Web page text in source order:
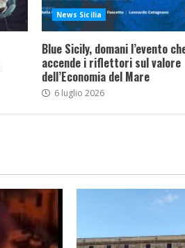
News Sicilia
Blue Sicily, domani l’evento
accende i riflettori sul valore
dell’Economia del Mare
6 luglio 2026